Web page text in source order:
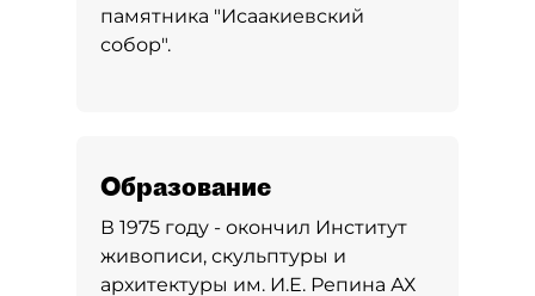
памятника "Исаакиевский
собор".
Образование
В 1975 году - окончил Институт
живописи, скульптуры и
архитектуры им. И.Е. Репина АХ